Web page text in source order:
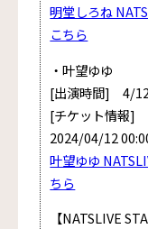
明堂しろね
こちら
・叶望ゆゆ
[出演時間] 4/
[チケット情報]
2024/04/12
叶望ゆゆ
ちら
【NATSLIVE